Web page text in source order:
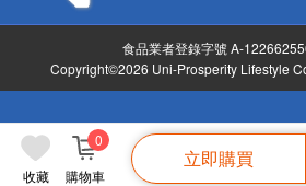
收藏 購物車
0
立即購買
食品業者登錄字號 A-
Copyright©2026 Uni-Prosperity Lifestyle